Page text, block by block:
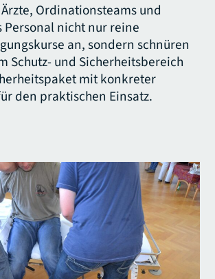
Ordinationsteams und
Personal nicht nur reine
an, sondern schnüren
Schutz- und Sicherheitsbereich
mit konkreter
den praktischen Einsatz.